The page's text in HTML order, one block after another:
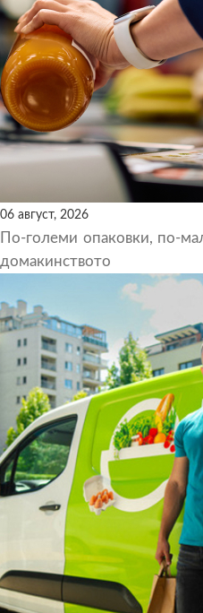
06 август, 2026
По-големи опаковки, по-
домакинството